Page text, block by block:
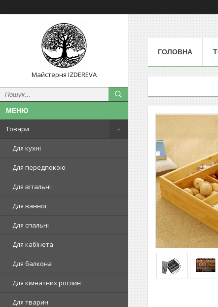
Майстерня IZDEREVA
Товари
Для кухні
Для передпокою
Для вітальні
Для ванної
Для спальні
Для кабінета
Для балкона
Для кімнатних рослин
Для тварин
ГОЛОВНА